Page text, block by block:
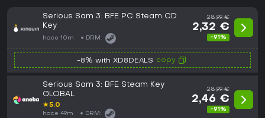
Serious Sam 3: BFE PC Steam CD
Key
hace 10m DRM:
28,99 €
2,32 €
-91%
-8% with XD8DEALS copy
Serious Sam 3: BFE Steam Key
GLOBAL
★5.0
hace 49m DRM:
28,99 €
2,46 €
-91%